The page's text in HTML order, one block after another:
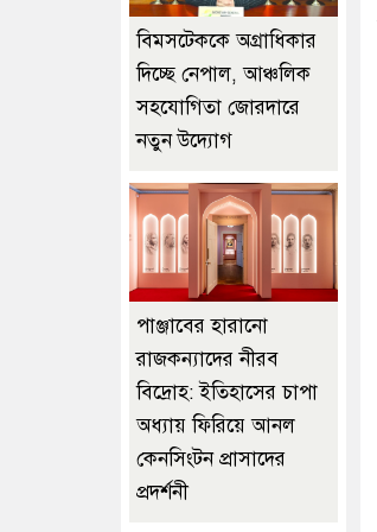
বিমসটেককে অগ্রাধিকার
দিচ্ছে নেপাল, আঞ্চলিক
সহযোগিতা জোরদারে
নতুন উদ্যোগ
পাঞ্জাবের হারানো
রাজকন্যাদের নীরব
বিদ্রোহ: ইতিহাসের চাপা
অধ্যায় ফিরিয়ে আনল
কেনসিংটন প্রাসাদের
প্রদর্শনী